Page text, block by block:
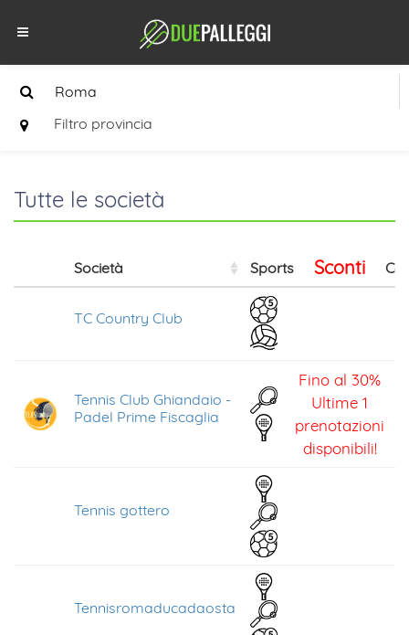
Filtro provincia
Tutte le società
Società Sports Sconti
TC Country Club
Tennis Club Ghiandaio -
Padel Prime Fiscaglia
Fino al 30%
Ultime 1
prenotazioni
disponibili!
Tennis gottero
Tennisromaducadaosta